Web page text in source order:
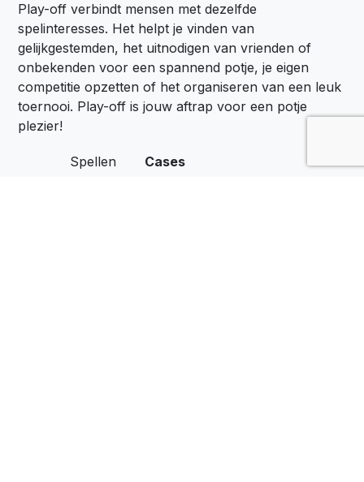
Play-off verbindt mensen met dezelfde
spelinteresses. Het helpt je vinden van
gelijkgestemden, het uitnodigen van vrienden of
onbekenden voor een spannend potje, je eigen
competitie opzetten of het organiseren van een leuk
toernooi. Play-off is jouw aftrap voor een potje
plezier!
Spellen
Cases